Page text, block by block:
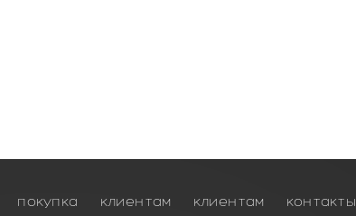
покупка клиентам клиентам контакты